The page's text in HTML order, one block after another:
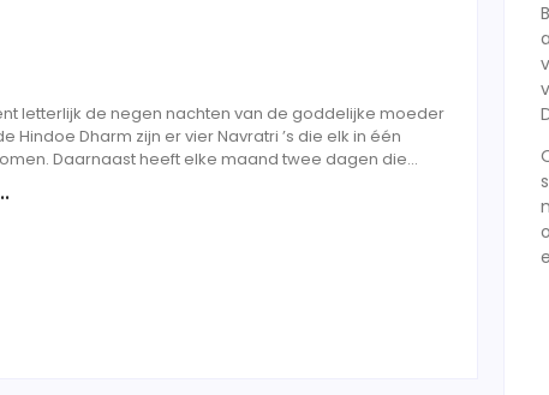
letterlijk de negen nachten van de goddelijke moeder
Hindoe Dharm zijn er vier Navratri ’s die elk in één
Daarnaast heeft elke maand twee dagen die...